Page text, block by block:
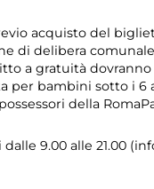
acquisto del
di delibera
a gratuità
per bambini sotto i
della
9.00 alle 21.00